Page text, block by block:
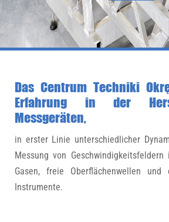
Das Centrum Techniki
Erfahrung in der
Messgeräten,
in erster Linie unterschiedlicher
Messung von
Gasen, freie Oberflächenwellen
Instrumente.